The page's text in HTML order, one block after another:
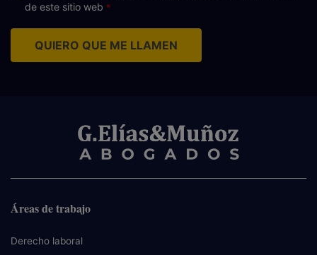
de este sitio web
QUIERO QUE ME LLAMEN
Áreas de trabajo
Derecho laboral